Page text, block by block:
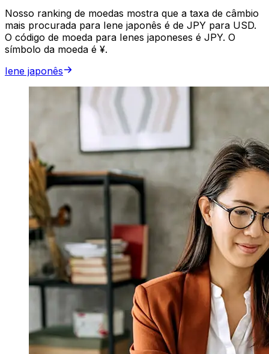
Nosso ranking de moedas mostra que a taxa de câmbio
mais procurada para Iene japonês é de JPY para USD.
O código de moeda para Ienes japoneses é JPY. O
símbolo da moeda é ¥.
Iene japonês